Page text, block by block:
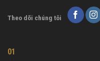
Theo dõi chúng tôi
01